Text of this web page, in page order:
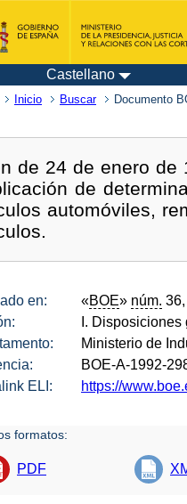
Castellano
Inicio Buscar Documento
de 24 de enero
de
automóviles,
en: «BOE» núm.
I.
Ministerio de
BOE-A-1992-
ELI:
https://
formatos:
PDF